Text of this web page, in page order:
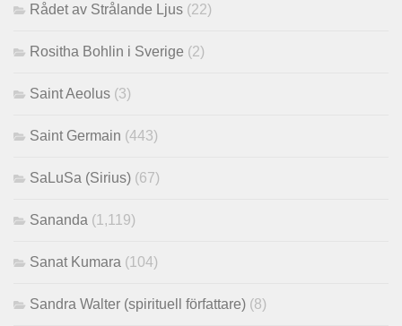
Rådet av Strålande Ljus (22)
Rositha Bohlin i Sverige (2)
Saint Aeolus (3)
Saint Germain (443)
SaLuSa (Sirius) (67)
Sananda (1,119)
Sanat Kumara (104)
Sandra Walter (spirituell författare) (8)